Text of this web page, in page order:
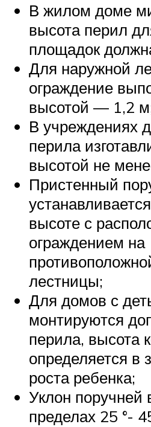
В жилом доме
высота перил
площадок
Для наружной
ограждение
высотой — 1,2
В учреждениях
перила
высотой не
Пристенный
высоте с
ограждением на
лестницы;
Для домов с
монтируются
перила, высота
определяется в
роста ребенка;
Уклон поручней
пределах 25 °-